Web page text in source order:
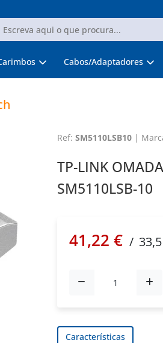
Cabos/Adaptadores
Ref: SM5110LSB10|
TP-LINK
SM5110LSB-10
41,22 € /
Características